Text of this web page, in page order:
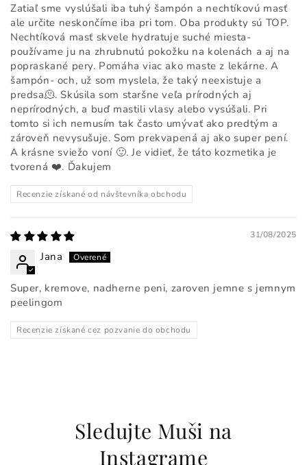
Zatiaľ sme vyslúšali iba tuhý šampón a nechtíkovú masť
ale určite neskončíme iba pri tom. Oba produkty sú TOP.
Nechtíková masť skvele hydratuje suché miesta-
používame ju na zhrubnutú pokožku na kolenách a aj na
popraskané pery. Pomáha viac ako maste z lekárne. A
šampón- och, už som myslela, že taký neexistuje a
predsa🫠. Skúsila som staršne veľa prírodných aj
neprírodných, a buď mastili vlasy alebo vysúšali. Pri
tomto si ich nemusím tak často umývať ako predtým a
zároveň nevysušuje. Som prekvapená aj ako super pení.
A krásne sviežo voní 🙂. Je vidieť, že táto kozmetika je
tvorená ❤️. Ďakujem
Recenzie získané od návštevníka obchodu
31/08/2025
Jana
Super, kremove, nadherne peni, zaroven jemne s jemnym
peelingom
Recenzie získané cez pozvanie do obchodu
Sledujte Muši na
Instagrame